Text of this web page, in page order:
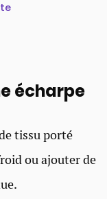
écharpe
tissu porté
ou ajouter de